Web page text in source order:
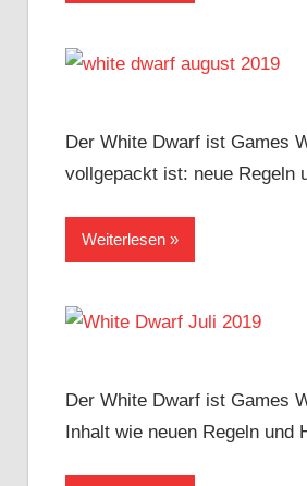
Der White Dwarf ist Games
vollgepackt ist: neue Regeln
Weiterlesen
Der White Dwarf ist Games
Inhalt wie neuen Regeln und